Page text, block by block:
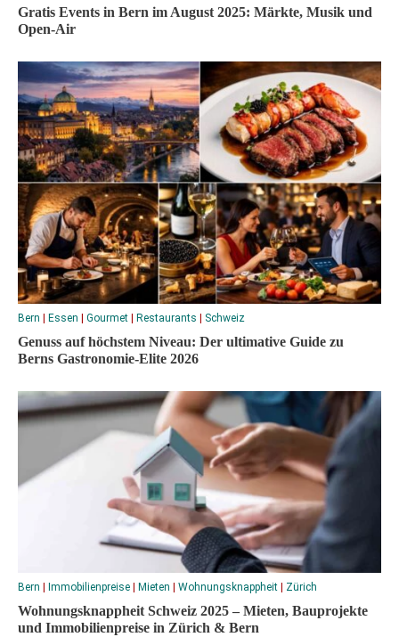
Gratis Events in Bern im August 2025: Märkte, Musik und
Open-Air
Bern Essen Gourmet Restaurants Schweiz
Genuss auf höchstem Niveau: Der ultimative Guide zu
Berns Gastronomie-Elite 2026
Bern Immobilienpreise Mieten Wohnungsknappheit Zürich
Wohnungsknappheit Schweiz 2025 – Mieten, Bauprojekte
und Immobilienpreise in Zürich & Bern